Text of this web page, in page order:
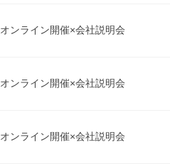
オンライン開催×会社説明会
オンライン開催×会社説明会
オンライン開催×会社説明会